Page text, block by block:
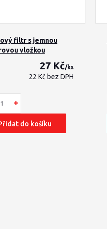
filtr s jemnou
vložkou
27 Kč/ks
22 Kčbez DPH
do košíku